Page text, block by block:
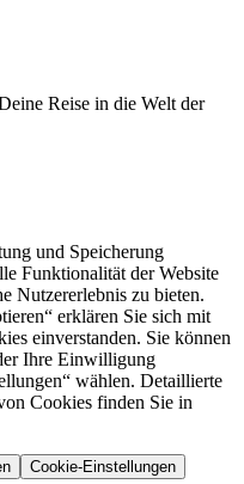
Reise in die Welt der
und Speicherung
Funktionalität der Website
Nutzererlebnis zu bieten.
erklären Sie sich mit
einverstanden. Sie können
Ihre Einwilligung
wählen. Detaillierte
Cookies finden Sie in
Cookie-Einstellungen